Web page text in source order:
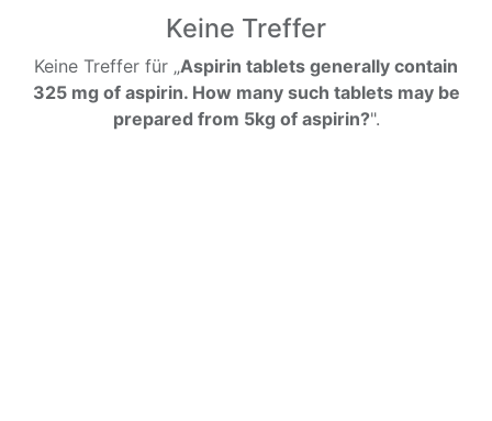
Keine Treffer
Keine Treffer für „Aspirin tablets generally contain
325 mg of aspirin. How many such tablets may be
prepared from 5kg of aspirin?".